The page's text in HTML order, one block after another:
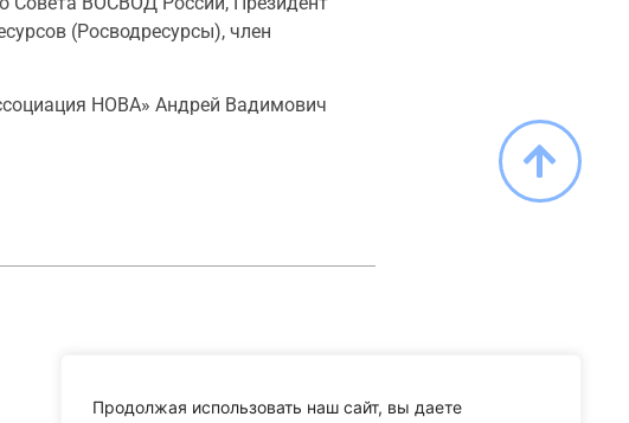
Продолжая использовать наш сайт, вы даете
(Росводресурсы), член
НОВА» Андрей Вадимович